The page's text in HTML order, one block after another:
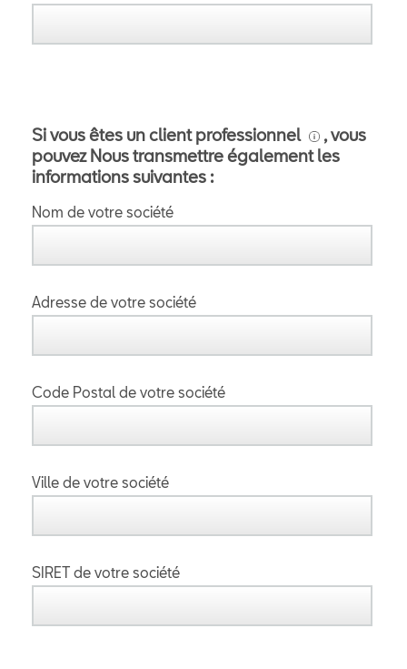
Si vous êtes un client professionnel
, vous
pouvez Nous transmettre également les
informations suivantes :
Nom de votre société
Adresse de votre société
Code Postal de votre société
Ville de votre société
SIRET de votre société